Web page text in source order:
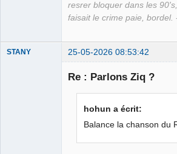
resrer bloquer dans les
faisait le crime paie, bordel.
STANY 25-05-2026 08:53:42
Re : Parlons Ziq ?
hohun a écrit:
Balance la chanson du